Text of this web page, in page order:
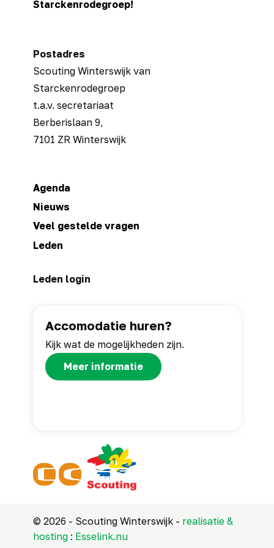
Starckenrodegroep!
Postadres
Scouting Winterswijk van
Starckenrodegroep
t.a.v. secretariaat
Berberislaan 9,
7101 ZR Winterswijk
Agenda
Nieuws
Veel gestelde vragen
Leden
Leden login
Accomodatie huren?
Kijk wat de mogelijkheden zijn.
Meer informatie
© 2026 - Scouting Winterswijk - realisatie &
hosting : Esselink.nu